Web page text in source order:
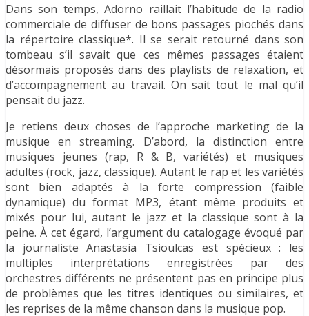
Dans son temps, Adorno raillait l’habitude de la radio
commerciale de diffuser de bons passages piochés dans
la répertoire classique*. Il se serait retourné dans son
tombeau s’il savait que ces mêmes passages étaient
désormais proposés dans des playlists de relaxation, et
d’accompagnement au travail. On sait tout le mal qu’il
pensait du jazz.
Je retiens deux choses de l’approche marketing de la
musique en streaming. D’abord, la distinction entre
musiques jeunes (rap, R & B, variétés) et musiques
adultes (rock, jazz, classique). Autant le rap et les variétés
sont bien adaptés à la forte compression (faible
dynamique) du format MP3, étant même produits et
mixés pour lui, autant le jazz et la classique sont à la
peine. À cet égard, l’argument du catalogage évoqué par
la journaliste Anastasia Tsioulcas est spécieux : les
multiples interprétations enregistrées par des
orchestres différents ne présentent pas en principe plus
de problèmes que les titres identiques ou similaires, et
les reprises de la même chanson dans la musique pop.